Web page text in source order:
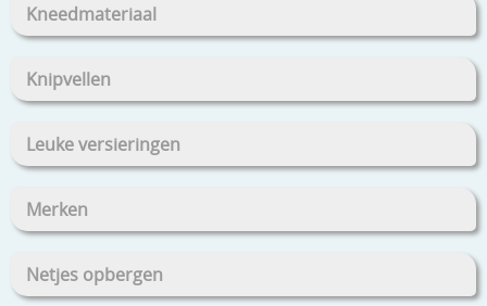
Kneedmateriaal
Knipvellen
Leuke versieringen
Merken
Netjes opbergen